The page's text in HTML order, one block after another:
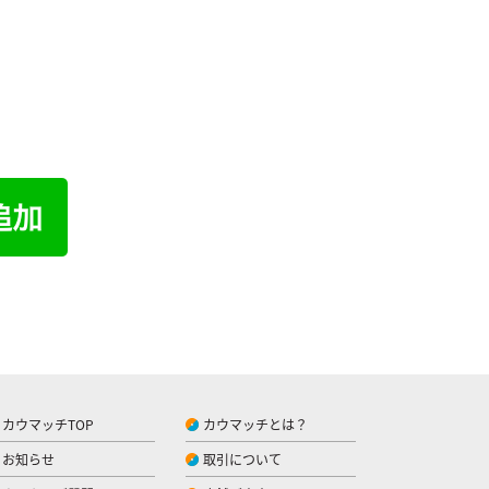
カウマッチTOP
カウマッチとは？
お知らせ
取引について